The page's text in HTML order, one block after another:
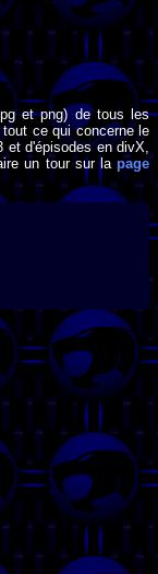
et png) de tous les
ce qui concerne le
et d'épisodes en divX,
un tour sur la page